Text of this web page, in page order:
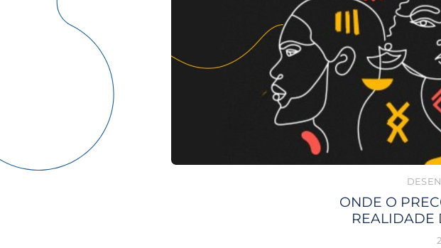
ONDE O
REALIDADE